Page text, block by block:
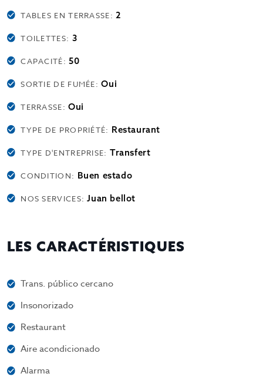
TABLES EN TERRASSE:2
TOILETTES: 3
CAPACITÉ:50
SORTIE DE FUMÉE:Oui
TERRASSE:Oui
TYPE DE PROPRIÉTÉ: Restaurant
TYPE D'ENTREPRISE: Transfert
CONDITION: Buen estado
NOS SERVICES:Juan bellot
LES CARACTÉRISTIQUES
Trans. público cercano
Insonorizado
Restaurant
Aire acondicionado
Alarma